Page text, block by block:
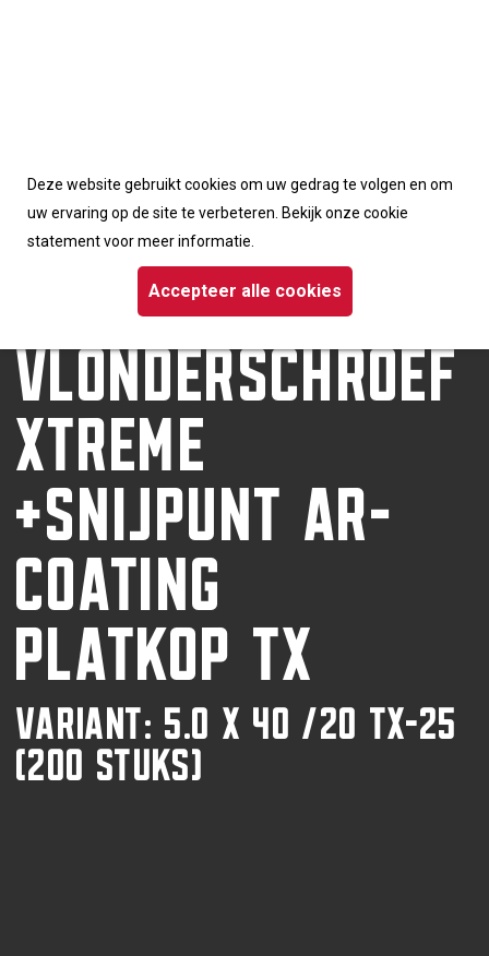
Schroeven
/ Dynaplus vlonderschroef Xtreme +snijpunt AR-coating platkop TX
DYNAPLUS
VLONDERSCHROEF
XTREME
+SNIJPUNT AR-
COATING
PLATKOP TX
VARIANT: 5.0 X 40 /20 TX-25
(200 STUKS)
Deze website gebruikt cookies om uw gedrag te volgen en om
uw ervaring op de site te verbeteren. Bekijk onze cookie
statement voor meer informatie.
Accepteer alle cookies